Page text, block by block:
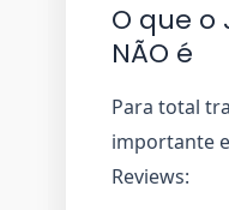
O que o
NÃO é
Para total
importante
Reviews: